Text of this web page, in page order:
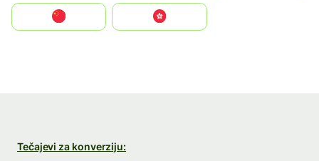
中國香港特別行政區
Tečajevi za konverziju: